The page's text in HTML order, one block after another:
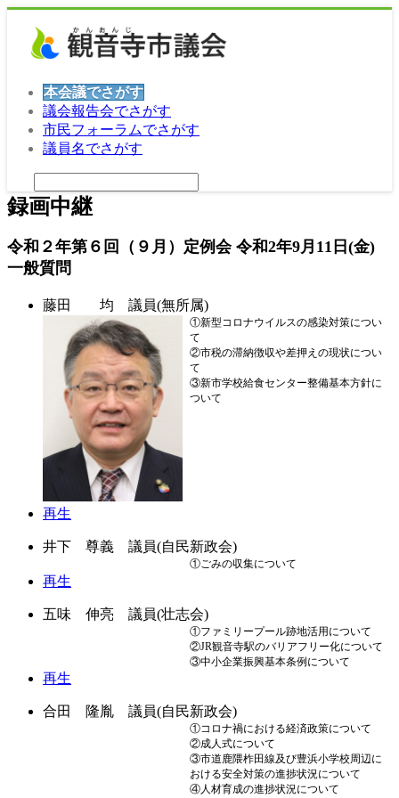
本会議でさがす
議会報告会でさがす
市民フォーラムでさがす
議員名でさがす
録画中継
令和２年第６回（９月）定例会 令和2年9月11日(金)
一般質問
藤田 均 議員(無所属)
①新型コロナウイルスの感染対策につい
て
②市税の滞納徴収や差押えの現状につい
て
③新市学校給食センター整備基本方針に
ついて
再生
井下 尊義 議員(自民新政会)
①ごみの収集について
再生
五味 伸亮 議員(壮志会)
①ファミリープール跡地活用について
②JR観音寺駅のバリアフリー化について
③中小企業振興基本条例について
再生
合田 隆胤 議員(自民新政会)
①コロナ禍における経済政策について
②成人式について
③市道鹿隈柞田線及び豊浜小学校周辺に
おける安全対策の進捗状況について
④人材育成の進捗状況について